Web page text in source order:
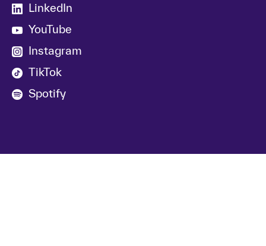
LinkedIn
YouTube
Instagram
TikTok
Spotify